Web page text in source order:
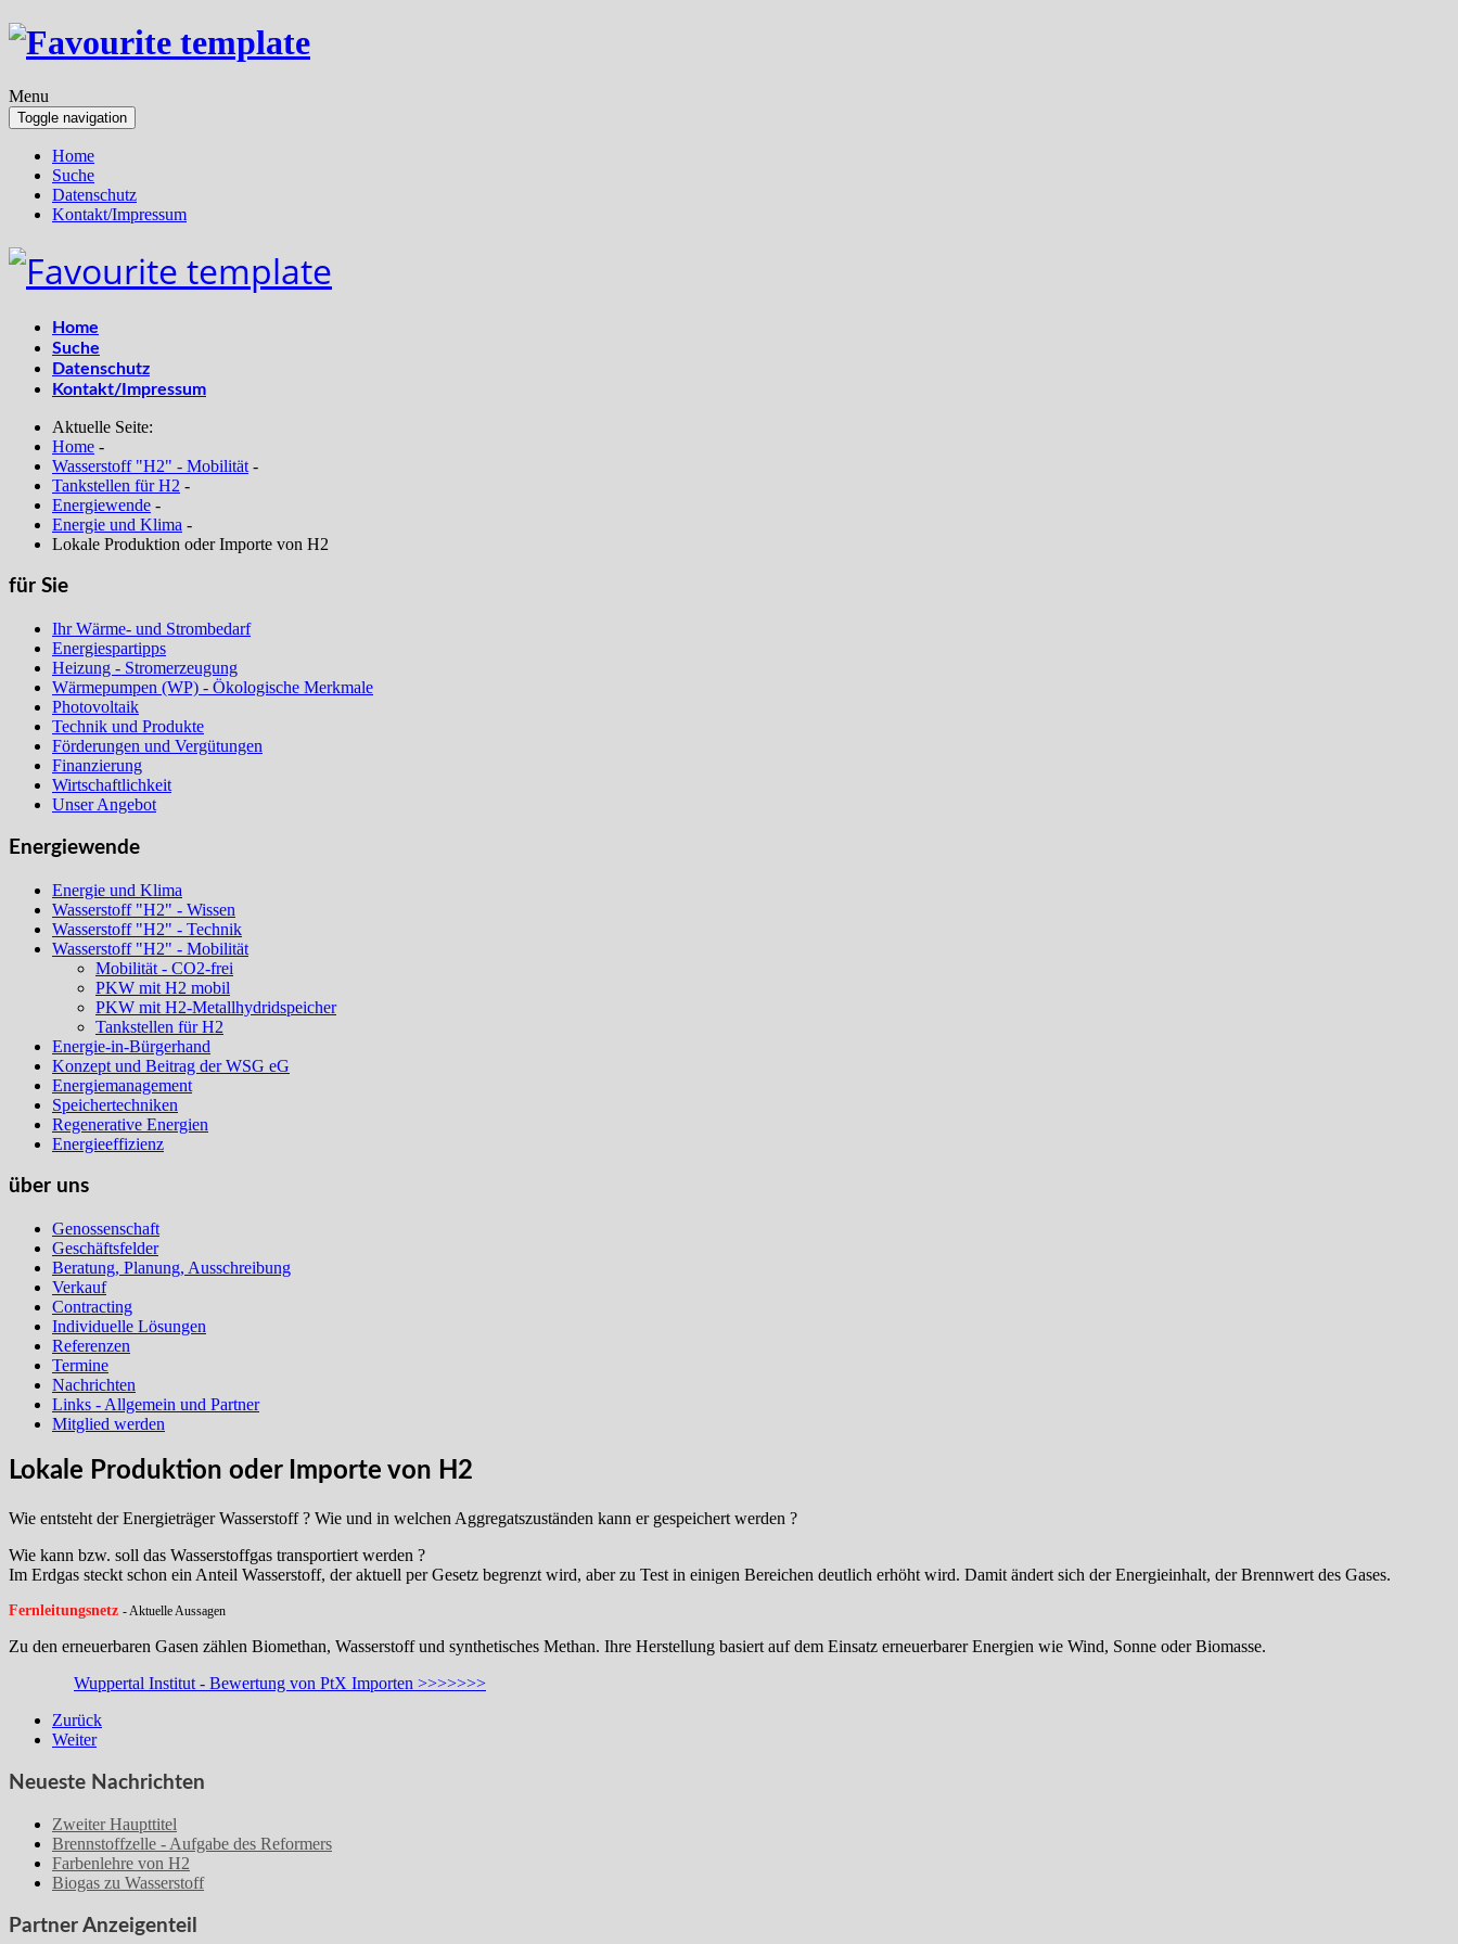
Menu
Toggle navigation
Home
Suche
Datenschutz
Kontakt/Impressum
Home
Suche
Datenschutz
Kontakt/Impressum
Aktuelle Seite:
Home -
Wasserstoff "H2" - Mobilität -
Tankstellen für H2 -
Energiewende -
Energie und Klima -
Lokale Produktion oder Importe von H2
für Sie
Ihr Wärme- und Strombedarf
Energiespartipps
Heizung - Stromerzeugung
Wärmepumpen (WP) - Ökologische Merkmale
Photovoltaik
Technik und Produkte
Förderungen und Vergütungen
Finanzierung
Wirtschaftlichkeit
Unser Angebot
Energiewende
Energie und Klima
Wasserstoff "H2" - Wissen
Wasserstoff "H2" - Technik
Wasserstoff "H2" - Mobilität
Mobilität - CO2-frei
PKW mit H2 mobil
PKW mit H2-Metallhydridspeicher
Tankstellen für H2
Energie-in-Bürgerhand
Konzept und Beitrag der WSG eG
Energiemanagement
Speichertechniken
Regenerative Energien
Energieeffizienz
über uns
Genossenschaft
Geschäftsfelder
Beratung, Planung, Ausschreibung
Verkauf
Contracting
Individuelle Lösungen
Referenzen
Termine
Nachrichten
Links - Allgemein und Partner
Mitglied werden
Lokale Produktion oder Importe von H2
Wie entsteht der Energieträger Wasserstoff ? Wie und in welchen Aggregatszuständen kann er gespeichert werden ?
Wie kann bzw. soll das Wasserstoffgas transportiert werden ?
Im Erdgas steckt schon ein Anteil Wasserstoff, der aktuell per Gesetz begrenzt wird, aber zu Test in einigen Bereichen deutlich erhöht wird. Damit ändert sich der Energieinhalt, der Brennwert des Gases.
Fernleitungsnetz - Aktuelle Aussagen
Zu den erneuerbaren Gasen zählen Biomethan, Wasserstoff und synthetisches Methan. Ihre Herstellung basiert auf dem Einsatz erneuerbarer Energien wie Wind, Sonne oder Biomasse.
Wuppertal Institut - Bewertung von PtX Importen >>>>>>>
Zurück
Weiter
Neueste Nachrichten
Zweiter Haupttitel
Brennstoffzelle - Aufgabe des Reformers
Farbenlehre von H2
Biogas zu Wasserstoff
Partner Anzeigenteil